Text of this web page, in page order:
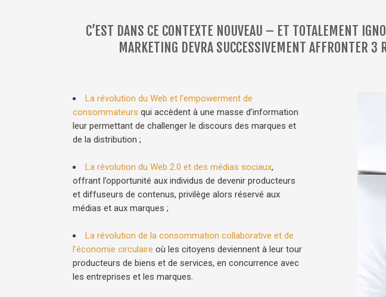
C’EST DANS CE CONTEXTE NOUVEAU – ET TOTALEMENT
MARKETING DEVRA SUCCESSIVEMENT AFFRONTER 3
La révolution du Web et l’empowerment de
consommateurs qui accèdent à une masse d’information
leur permettant de challenger le discours des marques et
de la distribution ;
La révolution du Web 2.0 et des médias sociaux,
offrant l’opportunité aux individus de devenir producteurs
et diffuseurs de contenus, privilège alors réservé aux
médias et aux marques ;
La révolution de la consommation collaborative et de
l’économie circulaire où les citoyens deviennent à leur tour
producteurs de biens et de services, en concurrence avec
les entreprises et les marques.